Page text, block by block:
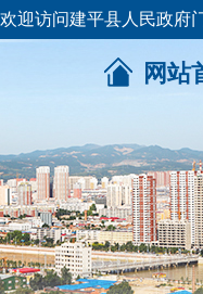
欢迎访问建平县人民政府
网站